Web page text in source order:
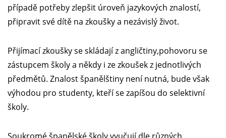
případě potřeby zlepšit úroveň jazykových znalostí,
připravit své dítě na zkoušky a nezávislý život.
Přijímací zkoušky se skládají z angličtiny,pohovoru se
zástupcem školy a někdy i ze zkoušek z jednotlivých
předmětů. Znalost španělštiny není nutná, bude však
výhodou pro studenty, kteří se zapíšou do selektivní
školy.